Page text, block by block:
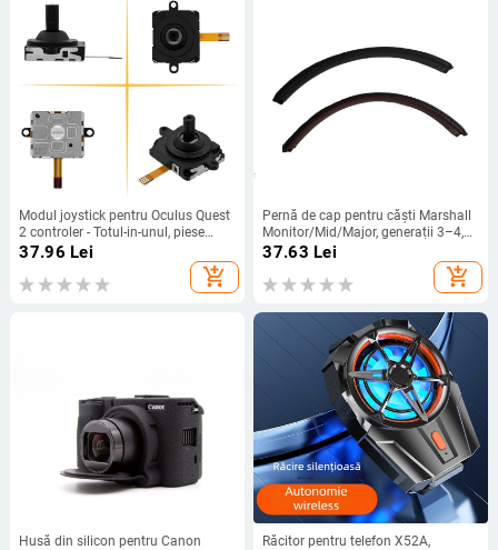
Modul joystick pentru Oculus Quest
2 controler - Totul-in-unul, piese
originale de reparație, tijă
37.96 Lei
add_shopping_cart
Pernă de cap pentru căști Marshall
Monitor/Mid/Major, generații 3–4,
material: piele sintetică, potrivire
confortabilă
37.63 Lei
add_shopping_cart
Husă din silicon pentru Canon
Răcitor pentru telefon X52A,